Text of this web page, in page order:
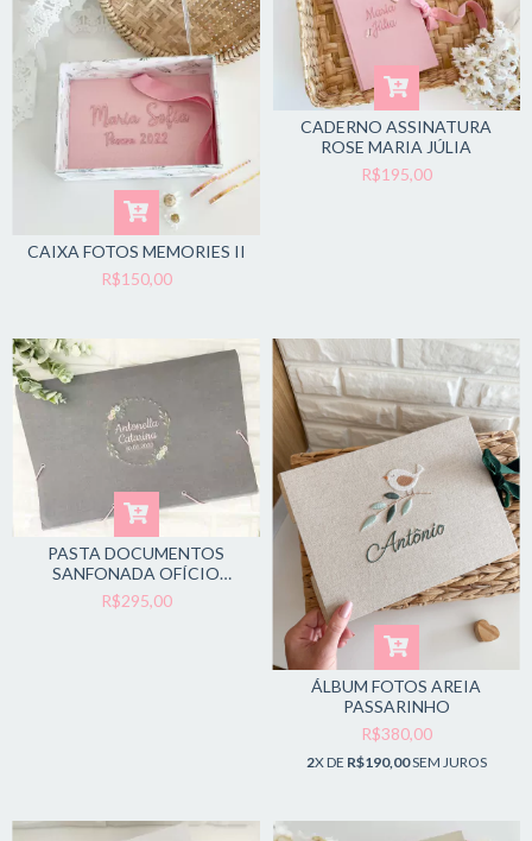
CAIXA FOTOS MEMORIES II
R$150,00
CADERNO ASSINATURA
ROSE MARIA JÚLIA
R$195,00
PASTA DOCUMENTOS
SANFONADA OFÍCIO
CHUMBO CÍRCULO FLORAL
R$295,00
ÁLBUM FOTOS AREIA
PASSARINHO
R$380,00
2X DE R$190,00SEM JUROS